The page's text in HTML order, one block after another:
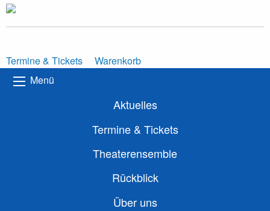
Termine & Tickets
Warenkorb
Menü
Aktuelles
Termine & Tickets
Theaterensemble
Rückblick
Über uns